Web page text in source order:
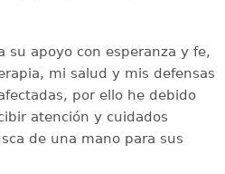
su apoyo con esperanza y fe,
mi salud y mis defensas
por ello he debido
atención y cuidados
de una mano para sus